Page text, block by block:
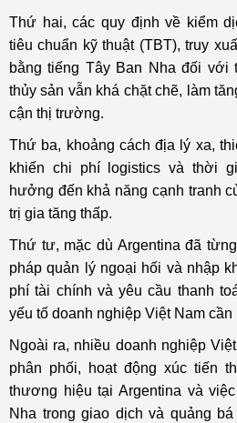
Thứ hai, các quy định về kiểm
tiêu chuẩn kỹ thuật (TBT), truy
bằng tiếng Tây Ban Nha đối với
thủy sản vẫn khá chặt chẽ, làm
cận thị trường.
Thứ ba, khoảng cách địa lý xa,
khiến chi phí logistics và thời
hưởng đến khả năng cạnh tranh
trị gia tăng thấp.
Thứ tư, mặc dù Argentina đã
pháp quản lý ngoại hối và nhập
phí tài chính và yêu cầu thanh
yếu tố doanh nghiệp Việt Nam cần
Ngoài ra, nhiều doanh nghiệp
phân phối, hoạt động xúc tiến
thương hiệu tại Argentina và
Nha trong giao dịch và quảng